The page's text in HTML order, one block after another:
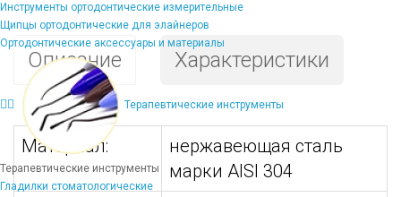
Инструменты ортодонтические измерительные
Щипцы ортодонтические для элайнеров
Ортодонтические аксессуары и материалы
Терапевтические инструменты
Терапевтические инструменты
Гладилки стоматологические
Описание Характеристики
Материал:
нержавеющая сталь
марки AISI 304